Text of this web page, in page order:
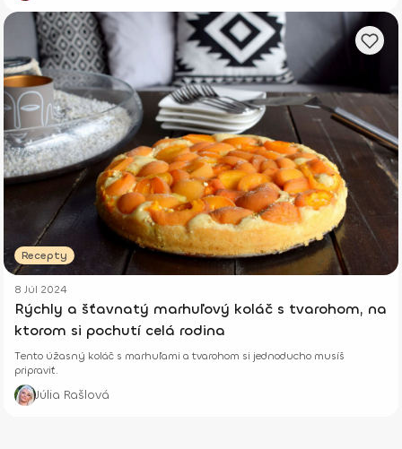
Recepty
8 Júl 2024
Rýchly a šťavnatý marhuľový koláč s tvarohom, na
ktorom si pochutí celá rodina
Tento úžasný koláč s marhuľami a tvarohom si jednoducho musíš
pripraviť.
Júlia Rašlová